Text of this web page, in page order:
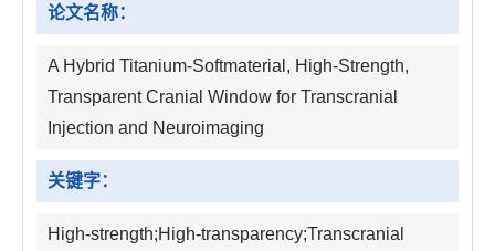
论文名称：
A Hybrid Titanium-Softmaterial, High-Strength,
Transparent Cranial Window for Transcranial
Injection and Neuroimaging
关键字：
High-strength;High-transparency;Transcranial